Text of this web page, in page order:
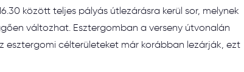
között teljes pályás útlezárásra kerül sor, melynek
változhat. Esztergomban a verseny útvonalán
esztergomi célterületeket már korábban lezárják, ezt